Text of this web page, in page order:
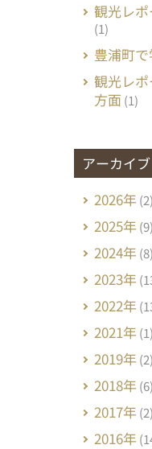
観光レ
(1)
豊浦町
観光レ
方面 (1)
アーカイブ
2026年(2)
2025年(9)
2024年(8)
2023年
2022年
2021年(1)
2019年(2)
2018年(6)
2017年(2)
2016年